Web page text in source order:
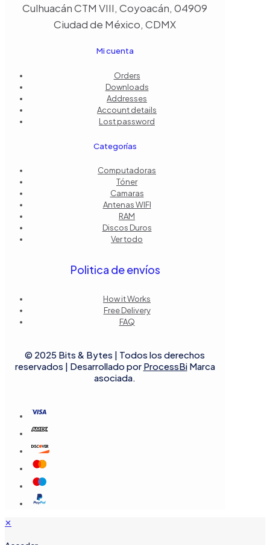
Culhuacán CTM VIII, Coyoacán, 04909
Ciudad de México, CDMX
Mi cuenta
Orders
Downloads
Addresses
Account details
Lost password
Categorías
Computadoras
Tóner
Camaras
Antenas WIFI
RAM
Discos Duros
Ver todo
Politica de envíos
How it Works
Free Delivery
FAQ
© 2025 Bits & Bytes | Todos los derechos
reservados | Desarrollado por ProcessBiMarca
asociada.
✕